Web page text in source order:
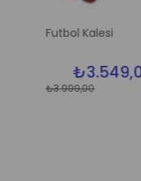
Futbol Kalesi
₺3.549,00